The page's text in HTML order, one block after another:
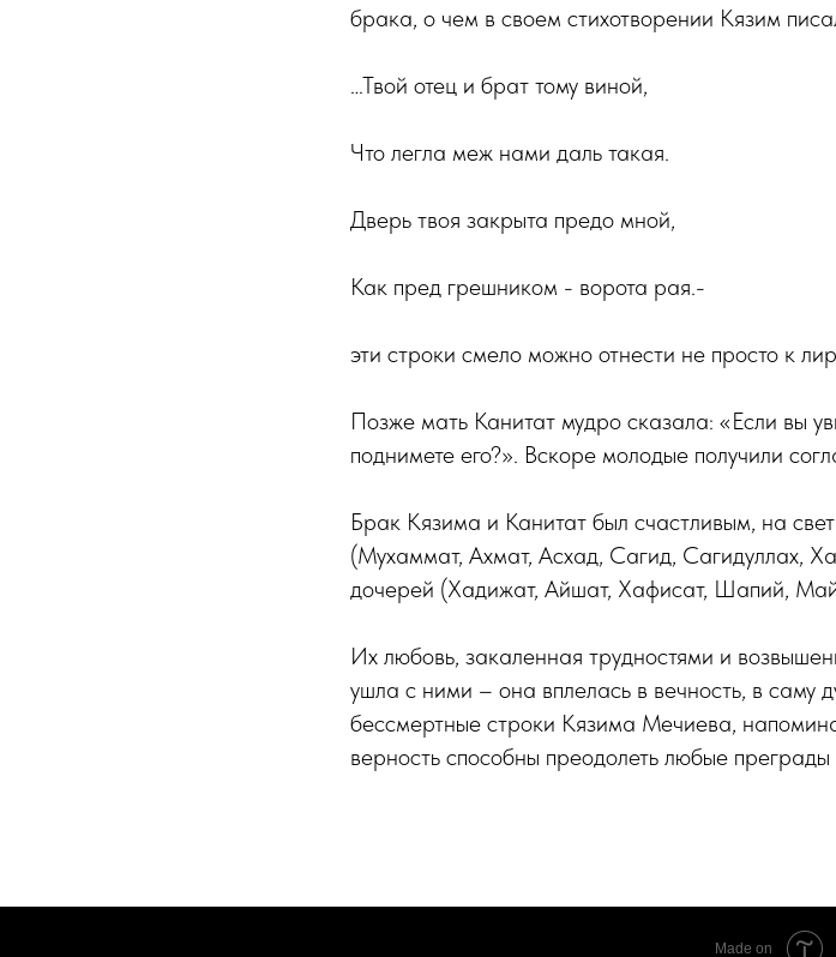
брака, о чем в своем стихотворении Кязим
…Твой отец и брат тому виной,
Что легла меж нами даль такая.
Дверь твоя закрыта предо мной,
Как пред грешником - ворота рая.-
эти строки смело можно отнести не просто к
Позже мать Канитат мудро сказала: «Если вы
поднимете его?». Вскоре молодые получили
Брак Кязима и Канитат был счастливым, на
(Мухаммат, Ахмат, Асхад, Сагид, Сагидуллах,
дочерей (Хадижат, Айшат, Хафисат, Шапий,
Их любовь, закаленная трудностями и
ушла с ними – она вплелась в вечность, в саму
бессмертные строки Кязима Мечиева,
верность способны преодолеть любые преграды
Made on